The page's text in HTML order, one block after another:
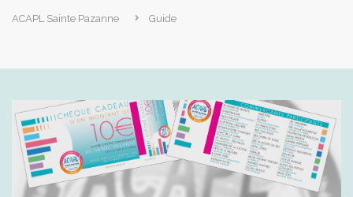
ACAPL Sainte Pazanne Guide